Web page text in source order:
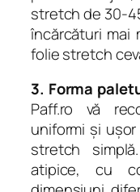
stretch de 30-
încărcături mai
folie stretch
3. Forma
Paff.ro vă
uniformi și
stretch
atipice, cu